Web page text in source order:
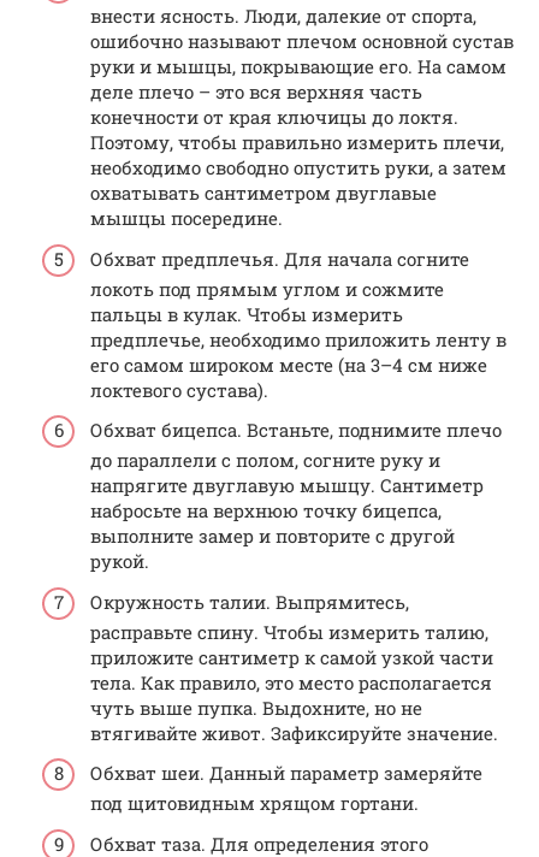
внести ясность. Люди, далекие от спорта,
ошибочно называют плечом основной сустав
руки и мышцы, покрывающие его. На самом
деле плечо – это вся верхняя часть
конечности от края ключицы до локтя.
Поэтому, чтобы правильно измерить плечи,
необходимо свободно опустить руки, а затем
охватывать сантиметром двуглавые
мышцы посередине.
Обхват предплечья. Для начала согните
локоть под прямым углом и сожмите
пальцы в кулак. Чтобы измерить
предплечье, необходимо приложить ленту в
его самом широком месте (на 3–4 см ниже
локтевого сустава).
Обхват бицепса. Встаньте, поднимите плечо
до параллели с полом, согните руку и
напрягите двуглавую мышцу. Сантиметр
набросьте на верхнюю точку бицепса,
выполните замер и повторите с другой
рукой.
Окружность талии. Выпрямитесь,
расправьте спину. Чтобы измерить талию,
приложите сантиметр к самой узкой части
тела. Как правило, это место располагается
чуть выше пупка. Выдохните, но не
втягивайте живот. Зафиксируйте значение.
Обхват шеи. Данный параметр замеряйте
под щитовидным хрящом гортани.
Обхват таза. Для определения этого